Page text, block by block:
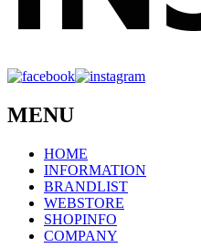
MENU
HOME
INFORMATION
BRANDLIST
WEBSTORE
SHOPINFO
COMPANY